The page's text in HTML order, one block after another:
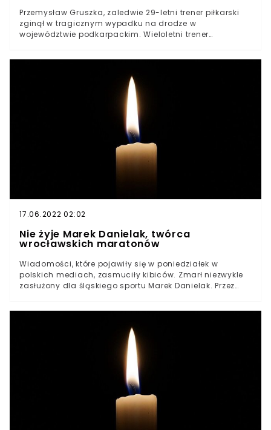
Przemysław Gruszka, zaledwie 29-letni trener piłkarski
zginął w tragicznym wypadku na drodze w
województwie podkarpackim. Wieloletni trener
letni trener piłkarski Stowarzyszenia Sportowego Orzełki
Brzozów zginął w sobotę w wyniku wypadku drogowego.
Mężczyzna podróżował rowerem. Okoliczności jego
śmierci są bardzo zastanawiające.
17.06.2022 02:02
Nie żyje Marek Danielak, twórca
wrocławskich maratonów
Wiadomości, które pojawiły się w poniedziałek w
polskich mediach, zasmuciły kibiców. Zmarł niezwykle
zasłużony dla śląskiego sportu Marek Danielak. Przez
wrocławskich maratonów Marka Danielaka zasmuciły
wszystkich kibiców. Wyrazy smutku przekazał za
pomocą mediów społecznościowych m.in. prezydent